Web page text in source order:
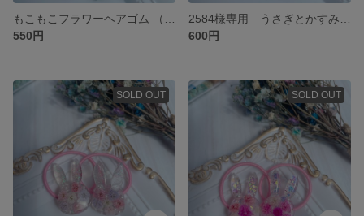
550円
600円
SOLD OUT SOLD OUT